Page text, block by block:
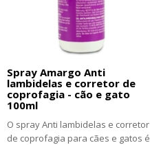
Spray Amargo Anti
lambidelas e corretor de
coprofagia - cão e gato
100ml
O spray Anti lambidelas e corretor
de coprofagia para cães e gatos é